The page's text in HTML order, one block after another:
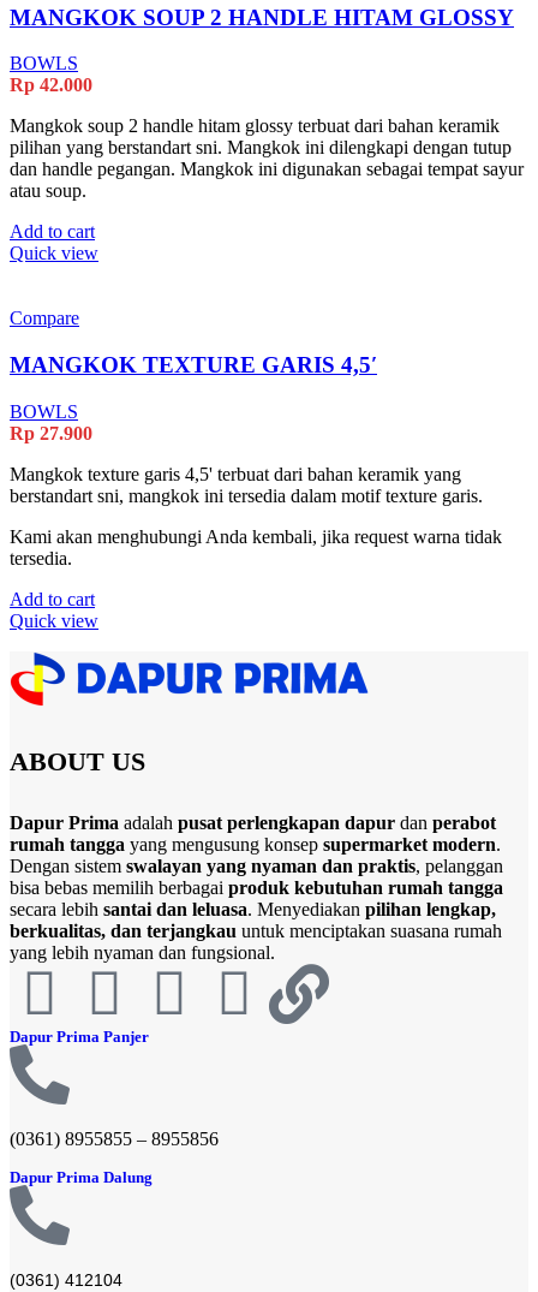
MANGKOK SOUP 2 HANDLE HITAM GLOSSY
BOWLS
Rp 42.000
Mangkok soup 2 handle hitam glossy terbuat dari bahan keramik
pilihan yang berstandart sni. Mangkok ini dilengkapi dengan tutup
dan handle pegangan. Mangkok ini digunakan sebagai tempat sayur
atau soup.
Add to cart
Quick view
Compare
MANGKOK TEXTURE GARIS 4,5′
BOWLS
Rp 27.900
Mangkok texture garis 4,5' terbuat dari bahan keramik yang
berstandart sni, mangkok ini tersedia dalam motif texture garis.
Kami akan menghubungi Anda kembali, jika request warna tidak
tersedia.
Add to cart
Quick view
ABOUT US
Dapur Prima adalah pusat perlengkapan dapur dan perabot
rumah tangga yang mengusung konsep supermarket modern.
Dengan sistem swalayan yang nyaman dan praktis, pelanggan
bisa bebas memilih berbagai produk kebutuhan rumah tangga
secara lebih santai dan leluasa. Menyediakan pilihan lengkap,
berkualitas, dan terjangkau untuk menciptakan suasana rumah
yang lebih nyaman dan fungsional.
Dapur Prima Panjer
(0361) 8955855 – 8955856​
Dapur Prima Dalung
(0361) 412104